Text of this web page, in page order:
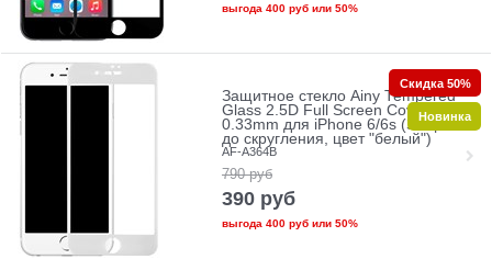
выгода 400 рубили 50%
Защитное стекло Ainy Tempered
Glass 2.5D Full Screen Cover
0.33mm для iPhone 6/6s (Защита
до скругления, цвет "белый")
AF-A364B
790 руб
390 руб
выгода 400 рубили 50%
Скидка 50%
Новинка